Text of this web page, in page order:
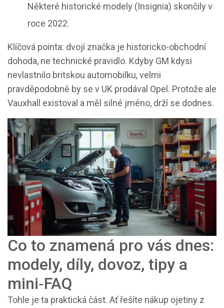
Některé historické modely (Insignia) skončily v
roce 2022.
Klíčová pointa: dvojí značka je historicko-obchodní
dohoda, ne technické pravidlo. Kdyby GM kdysi
nevlastnilo britskou automobilku, velmi
pravděpodobně by se v UK prodával Opel. Protože ale
Vauxhall existoval a měl silné jméno, drží se dodnes.
Co to znamená pro vás dnes:
modely, díly, dovoz, tipy a
mini‑FAQ
Tohle je ta praktická část. Ať řešíte nákup ojetiny z